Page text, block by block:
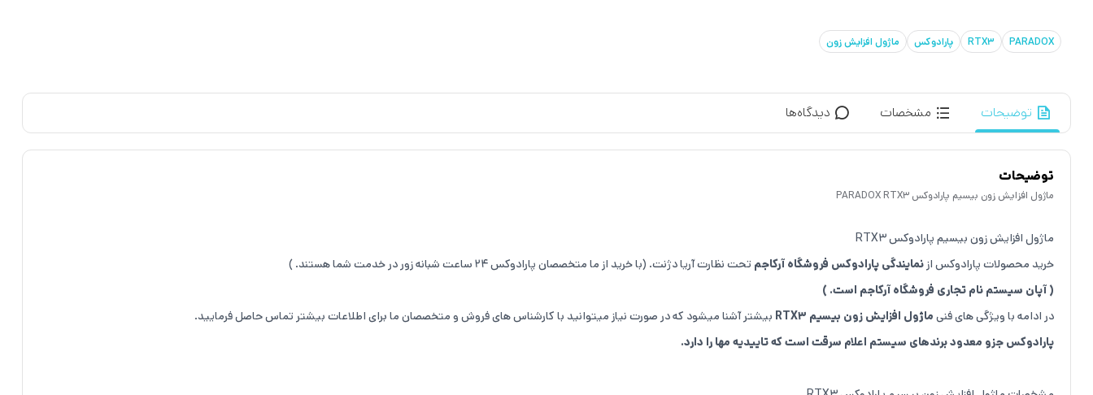
PARADOX
RTX3 پارادوکس ماژول افزایش زون
توضیحات مشخصات دیدگاه‌ها
توضیحات
ماژول افزایش زون بیسیم پارادوکس PARADOX RTX3
ماژول افزایش زون بیسیم پارادوکس RTX3
خرید محصولات پارادوکس از نمایندگی پارادوکس فروشگاه آرکاجم تحت نظارت آریا دژنت. (با خرید از ما متخصصان پارادوکس 24 ساعت شبانه زور در خدمت شما هستند. )
( آپان سیستم نام تجاری فروشگاه آرکاجم است. )
در ادامه با ویژگی های فنی ماژول افزایش زون بیسیم RTX3
بیشتر آشنا میشود که در صورت نیاز میتوانید با کارشناس های فروش و متخصصان ما برای اطلاعات بیشتر تماس حاصل فرمایید.
پارادوکس جزو معدود برندهای سیستم اعلام سرقت است که تاییدیه مها را دارد.